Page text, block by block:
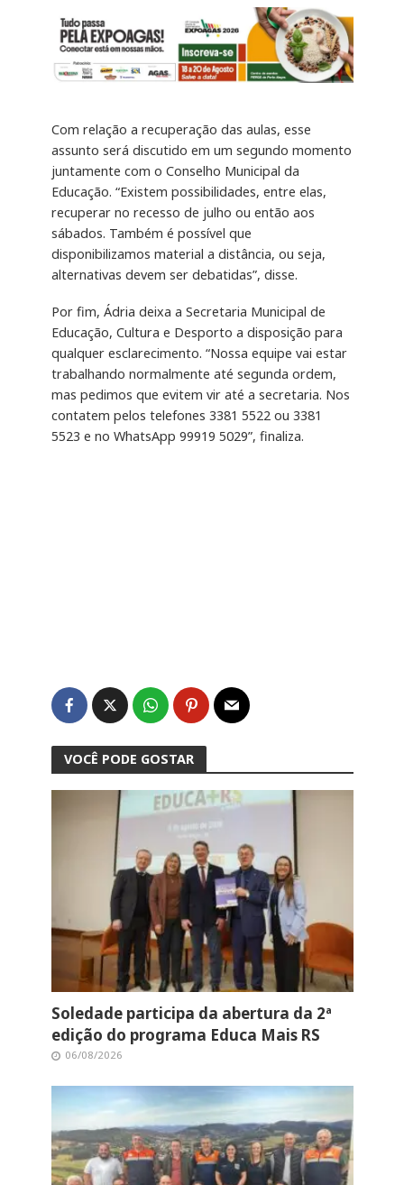
Com relação a recuperação das aulas, esse
assunto será discutido em um segundo momento
juntamente com o Conselho Municipal da
Educação. “Existem possibilidades, entre elas,
recuperar no recesso de julho ou então aos
sábados. Também é possível que
disponibilizamos material a distância, ou seja,
alternativas devem ser debatidas”, disse.
Por fim, Ádria deixa a Secretaria Municipal de
Educação, Cultura e Desporto a disposição para
qualquer esclarecimento. “Nossa equipe vai estar
trabalhando normalmente até segunda ordem,
mas pedimos que evitem vir até a secretaria. Nos
contatem pelos telefones 3381 5522 ou 3381
5523 e no WhatsApp 99919 5029”, finaliza.
VOCÊ PODE GOSTAR
Soledade participa da abertura da 2ª
edição do programa Educa Mais RS
06/08/2026